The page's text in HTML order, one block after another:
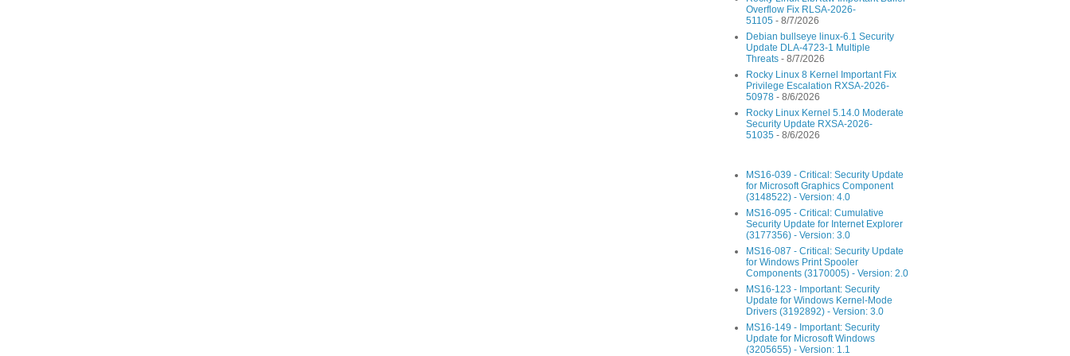
Overflow Fix RLSA-2026-
51105 - 8/7/2026
Debian bullseye linux-6.1 Security
Update DLA-4723-1 Multiple
Threats - 8/7/2026
Rocky Linux 8 Kernel Important Fix
Privilege Escalation RXSA-2026-
50978 - 8/6/2026
Rocky Linux Kernel 5.14.0 Moderate
Security Update RXSA-2026-
51035 - 8/6/2026
MS16-039 - Critical: Security Update
for Microsoft Graphics Component
(3148522) - Version: 4.0
MS16-095 - Critical: Cumulative
Security Update for Internet Explorer
(3177356) - Version: 3.0
MS16-087 - Critical: Security Update
for Windows Print Spooler
Components (3170005) - Version: 2.0
MS16-123 - Important: Security
Update for Windows Kernel-Mode
Drivers (3192892) - Version: 3.0
MS16-149 - Important: Security
Update for Microsoft Windows
(3205655) - Version: 1.1